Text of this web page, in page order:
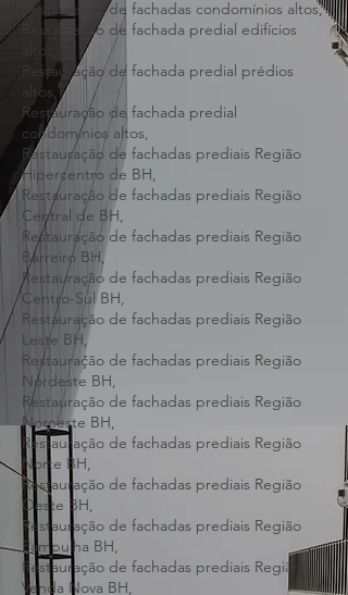
Restauração de fachadas edifícios altos,
Restauração de fachadas prédios altos,
Restauração de fachadas condomínios altos,
Restauração de fachada predial edifícios
altos,
Restauração de fachada predial prédios
altos,
Restauração de fachada predial
condomínios altos,
Restauração de fachadas prediais Região
Hipercentro de BH,
Restauração de fachadas prediais Região
Central de BH,
Restauração de fachadas prediais Região
Barreiro BH,
Restauração de fachadas prediais Região
Centro-Sul BH,
Restauração de fachadas prediais Região
Leste BH,
Restauração de fachadas prediais Região
Nordeste BH,
Restauração de fachadas prediais Região
Noroeste BH,
Restauração de fachadas prediais Região
Norte BH,
Restauração de fachadas prediais Região
Oeste BH,
Restauração de fachadas prediais Região
Pampulha BH,